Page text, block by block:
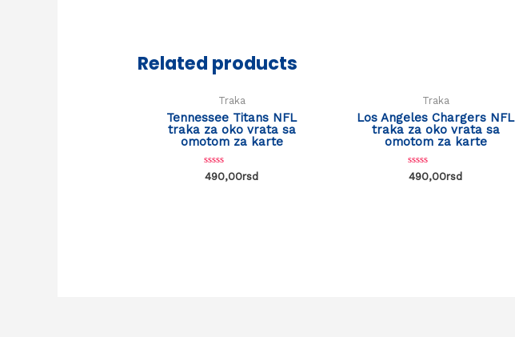
Related products
Traka
Tennessee Titans NFL
traka za oko vrata sa
omotom za karte
Rated
490,00rsd
Traka
Los Angeles Chargers NFL
traka za oko vrata sa
omotom za karte
Rated
490,00rsd